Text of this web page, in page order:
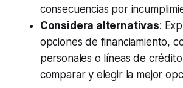
consecuencias por
Considera alternativas:
opciones de financiamiento,
personales o líneas de
comparar y elegir la mejor